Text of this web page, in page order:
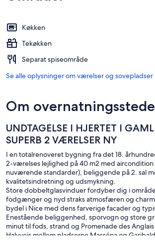
Køkken
Tekøkken
Separat spiseområde
Se alle oplysninger om værelser og sovepladser
Om
UNDTAGELSE I HJERTET I
SUPERB 2 VÆRELSER NY
I en totalrenoveret bygning fra det 18.
2-værelses lejlighed på 40 m2 med
nuværende standarder), beliggende på 2. sal
kvalitetsindretning og udsmykning.
Store dobbeltglasvinduer fordyber dig i
fodgænger og nyd straks atmosfæren og
bydel i Nice med dens farverige facader og
Enestående beliggenhed, sporvogn og store
minut til fods, strand og Promenade des
Halvvejs mellem pladserne Masséna og